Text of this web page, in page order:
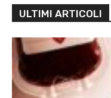
ULTIMI ARTICOLI